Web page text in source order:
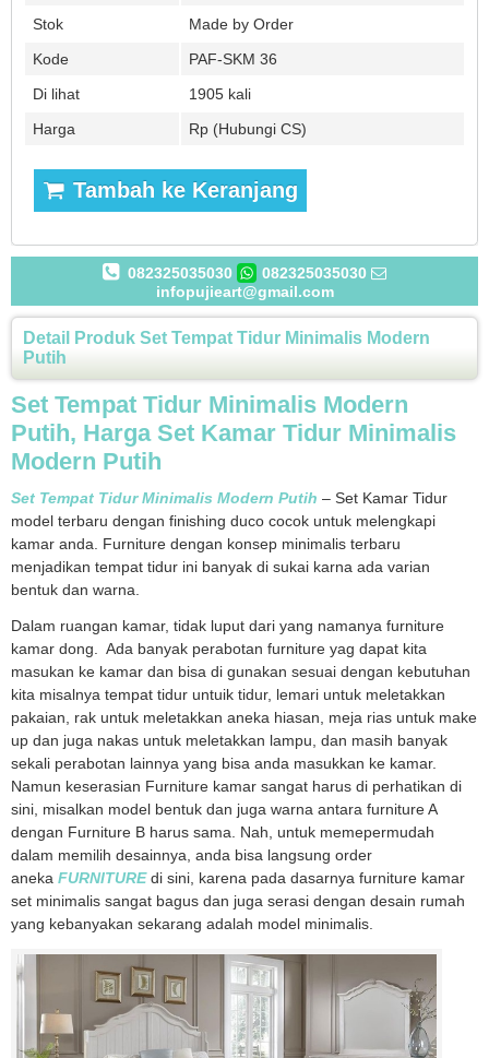
Stok
Made by Order
Kode
PAF-SKM 36
Di lihat
1905 kali
Harga
Rp (Hubungi CS)
Tambah ke Keranjang
082325035030
082325035030
infopujieart@gmail.com
Detail Produk Set Tempat Tidur Minimalis Modern
Putih
Set Tempat Tidur Minimalis Modern
Putih, Harga Set Kamar Tidur Minimalis
Modern Putih
Set Tempat Tidur Minimalis Modern Putih – Set Kamar Tidur
model terbaru dengan finishing duco cocok untuk melengkapi
kamar anda. Furniture dengan konsep minimalis terbaru
menjadikan tempat tidur ini banyak di sukai karna ada varian
bentuk dan warna.
Dalam ruangan kamar, tidak luput dari yang namanya furniture
kamar dong. Ada banyak perabotan furniture yag dapat kita
masukan ke kamar dan bisa di gunakan sesuai dengan kebutuhan
kita misalnya tempat tidur untuik tidur, lemari untuk meletakkan
pakaian, rak untuk meletakkan aneka hiasan, meja rias untuk make
up dan juga nakas untuk meletakkan lampu, dan masih banyak
sekali perabotan lainnya yang bisa anda masukkan ke kamar.
Namun keserasian Furniture kamar sangat harus di perhatikan di
sini, misalkan model bentuk dan juga warna antara furniture A
dengan Furniture B harus sama. Nah, untuk memepermudah
dalam memilih desainnya, anda bisa langsung order
aneka FURNITURE di sini, karena pada dasarnya furniture kamar
set minimalis sangat bagus dan juga serasi dengan desain rumah
yang kebanyakan sekarang adalah model minimalis.